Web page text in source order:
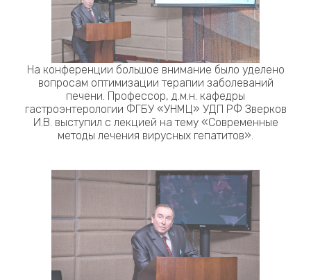
На конференции большое внимание было уделено
вопросам оптимизации терапии заболеваний
печени. Профессор, д.м.н. кафедры
гастроэнтерологии ФГБУ «УНМЦ» УДП РФ Зверков
И.В. выступил с лекцией на тему «Современные
методы лечения вирусных гепатитов».